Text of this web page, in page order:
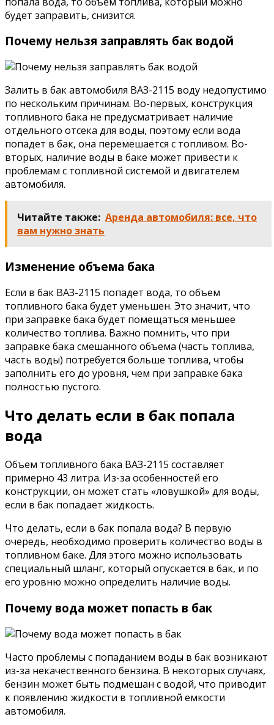
будет заправить, снизится.
Почему нельзя заправлять бак водой
Залить в бак автомобиля ВАЗ-2115 воду недопустимо
по нескольким причинам. Во-первых, конструкция
топливного бака не предусматривает наличие
отдельного отсека для воды, поэтому если вода
попадет в бак, она перемешается с топливом. Во-
вторых, наличие воды в баке может привести к
проблемам с топливной системой и двигателем
автомобиля.
Читайте также: Аренда автомобиля: все, что
вам нужно знать
Изменение объема бака
Если в бак ВАЗ-2115 попадет вода, то объем
топливного бака будет уменьшен. Это значит, что
при заправке бака будет помещаться меньшее
количество топлива. Важно помнить, что при
заправке бака смешанного объема (часть топлива,
часть воды) потребуется больше топлива, чтобы
заполнить его до уровня, чем при заправке бака
полностью пустого.
Что делать если в бак попала
вода
Объем топливного бака ВАЗ-2115 составляет
примерно 43 литра. Из-за особенностей его
конструкции, он может стать «ловушкой» для воды,
если в бак попадает жидкость.
Что делать, если в бак попала вода? В первую
очередь, необходимо проверить количество воды в
топливном баке. Для этого можно использовать
специальный шланг, который опускается в бак, и по
его уровню можно определить наличие воды.
Почему вода может попасть в бак
Часто проблемы с попаданием воды в бак возникают
из-за некачественного бензина. В некоторых случаях,
бензин может быть подмешан с водой, что приводит
к появлению жидкости в топливной емкости
автомобиля.